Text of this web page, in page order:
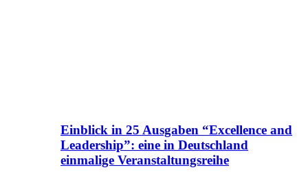
Einblick in 25 Ausgaben “Excellence and
Leadership”: eine in Deutschland
einmalige Veranstaltungsreihe